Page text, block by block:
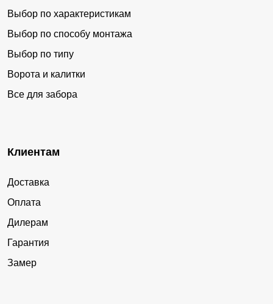
Выбор по характеристикам
Выбор по способу монтажа
Выбор по типу
Ворота и калитки
Все для забора
Клиентам
Доставка
Оплата
Дилерам
Гарантия
Замер